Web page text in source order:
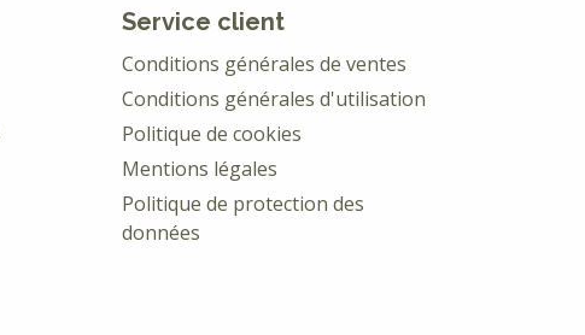
Service client
Conditions générales de ventes
Conditions générales d'utilisation
Politique de cookies
Mentions légales
Politique de protection des
données